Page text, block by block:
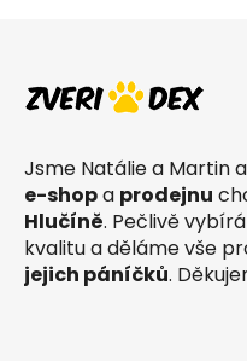
Jsme Natálie a Martin
e-shopa prodejnu
Hlučíně. Pečlivě
kvalitu a děláme vše
jejich páníčků.